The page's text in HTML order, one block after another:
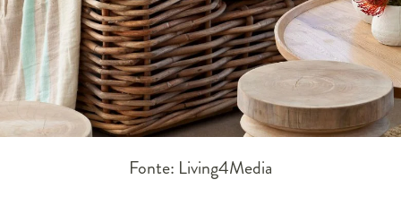
Fonte: Living4Media